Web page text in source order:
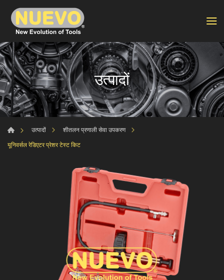
उत्पादों
उत्पादों
शीतलन प्रणाली सेवा उपकरण
यूनिवर्सल रेडिएटर प्रेशर टेस्ट किट